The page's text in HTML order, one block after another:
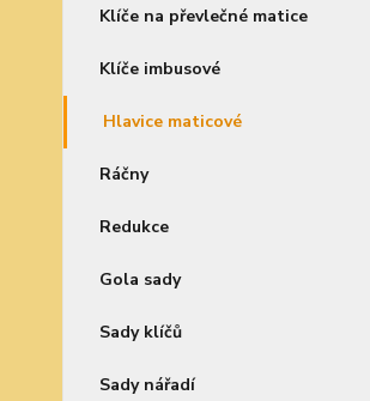
Klíče na převlečné matice
Klíče imbusové
Hlavice maticové
Ráčny
Redukce
Gola sady
Sady klíčů
Sady nářadí